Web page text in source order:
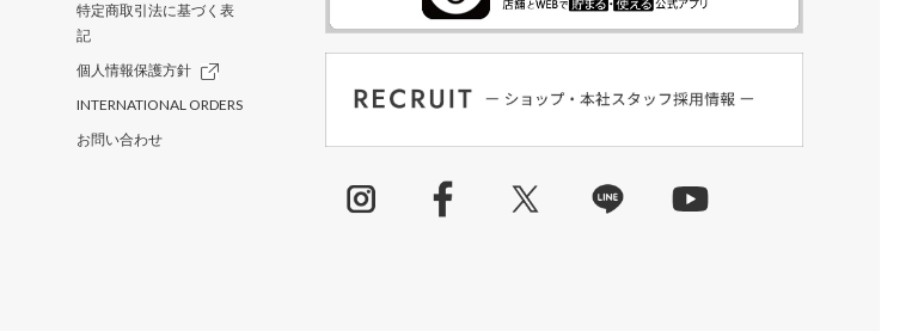
特定商取引法に基づく表
記
個人情報保護方針
INTERNATIONAL ORDERS
お問い合わせ